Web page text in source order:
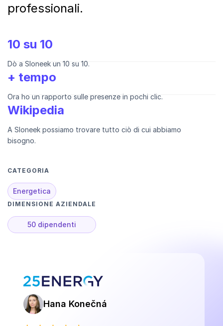
professionali.
10 su 10
Dò a Sloneek un 10 su 10.
+ tempo
Ora ho un rapporto sulle presenze in pochi clic.
Wikipedia
A Sloneek possiamo trovare tutto ciò di cui abbiamo
bisogno.
CATEGORIA
Energetica
DIMENSIONE AZIENDALE
50 dipendenti
Hana Konečná